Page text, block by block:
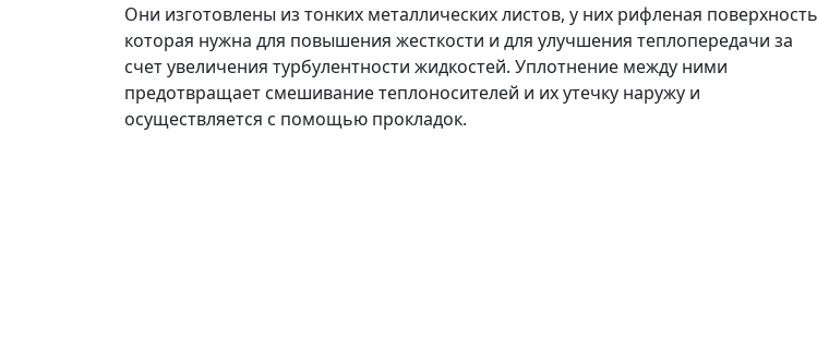
Они изготовлены из тонких металлических листов, у них рифленая
которая нужна для повышения жесткости и для улучшения теплопередачи за
счет увеличения турбулентности жидкостей. Уплотнение между ними
предотвращает смешивание теплоносителей и их утечку наружу и
осуществляется с помощью прокладок.